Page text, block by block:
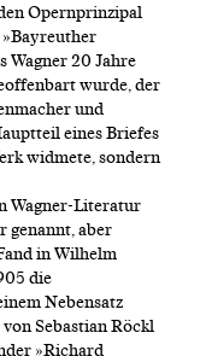
Opernprinzipal
Wagner 20 Jahre
wurde, der
und
eines Briefes
widmete, sondern
Wagner-Literatur
genannt, aber
in Wilhelm
die
Nebensatz
Sebastian Röckl
»Richard